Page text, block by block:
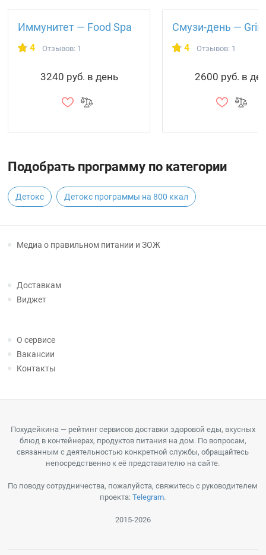
Иммунитет — Food Spa
4 Отзывов: 1
3240 руб. в день
Смузи-день —
4 Отзывов: 1
2600 руб. в
Подобрать программу по категории
Детокс Детокс программы на 800 ккал
Медиа о правильном питании и ЗОЖ
Доставкам
Виджет
О сервисе
Вакансии
Контакты
Похудейкина — рейтинг сервисов доставки здоровой еды, вкусных
блюд в контейнерах, продуктов питания на дом. По вопросам,
связанным с деятельностью конкретной службы, обращайтесь
непосредственно к её представителю на сайте.
По поводу сотрудничества, пожалуйста, свяжитесь с руководителем
проекта:Telegram.
2015-2026